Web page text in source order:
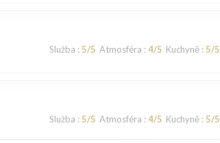
Služba : 5/5 Atmosféra : 4/5 Kuchyně : 5/5
Služba : 5/5 Atmosféra : 4/5 Kuchyně : 5/5